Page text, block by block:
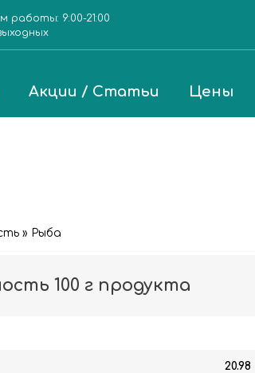
работы: 9:00-21:00
Акции / Статьи Цены
» Рыба
100 г продукта
20.98